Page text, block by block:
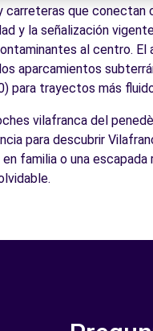
que conectan
y la señalización
al centro.
aparcamientos
para trayectos más
vilafranca del
para descubrir
familia o una